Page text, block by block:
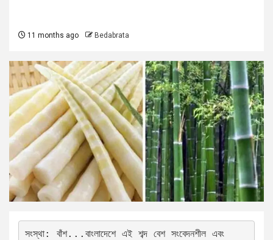
11 months ago Bedabrata
সংস্থা: বাঁশ...বাংলাদেশে এই শব্দ বেশ সংবেদনশীল এবং